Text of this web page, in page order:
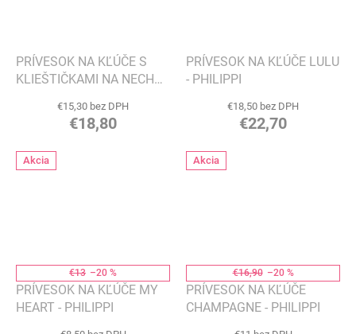
PRÍVESOK NA KĽÚČE S
KLIEŠTIČKAMI NA NECHTY
€15,30 bez DPH
€18,80
PRÍVESOK NA KĽÚČE LULU
- PHILIPPI
€18,50 bez DPH
€22,70
Akcia
€13 –20 %
PRÍVESOK NA KĽÚČE MY
HEART - PHILIPPI
Akcia
€16,90 –20 %
PRÍVESOK NA KĽÚČE
CHAMPAGNE - PHILIPPI